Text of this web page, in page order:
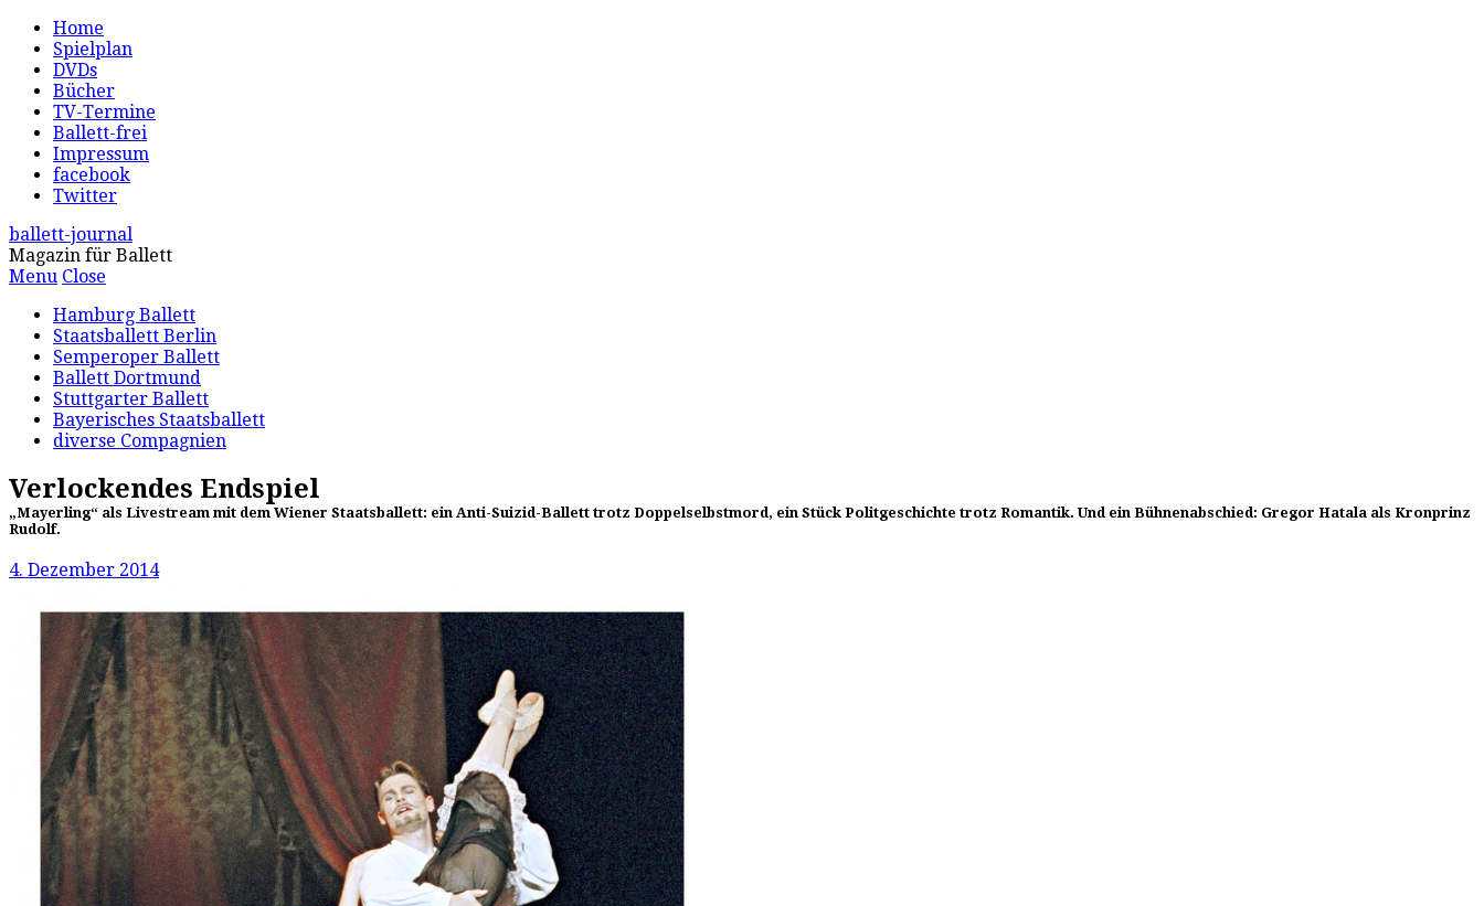
Home
Spielplan
DVDs
Bücher
TV-Termine
Ballett-frei
Impressum
facebook
Twitter
ballett-journal
Magazin für Ballett
Menu Close
Hamburg Ballett
Staatsballett Berlin
Semperoper Ballett
Ballett Dortmund
Stuttgarter Ballett
Bayerisches Staatsballett
diverse Compagnien
Verlockendes Endspiel
„Mayerling“ als Livestream mit dem Wiener Staatsballett: ein Anti-Suizid-Ballett trotz Doppelselbstmord, ein Stück Politgeschichte trotz Romantik. Und ein Bühnenabschied: Gregor Hatala als Kronprinz
Rudolf.
4. Dezember 2014